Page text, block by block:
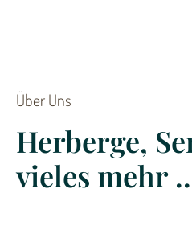
Über Uns
Herberge,
vieles mehr